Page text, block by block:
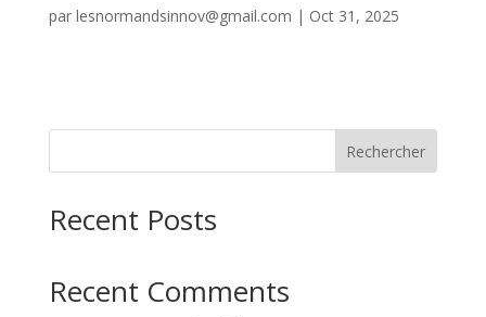
par lesnormandsinnov@gmail.com | Oct 31, 2025
Rechercher
Recent Posts
Recent Comments